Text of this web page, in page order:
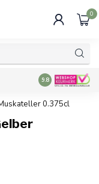
0
Voor 16:00
9.8
0.375cl